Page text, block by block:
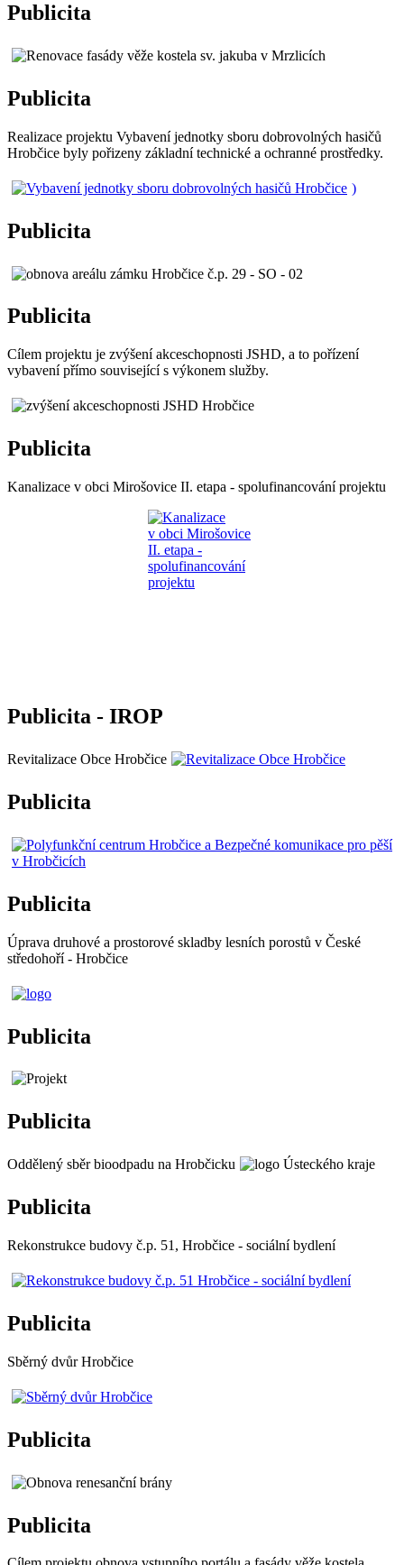
Publicita
Publicita
Realizace projektu Vybavení jednotky sboru dobrovolných hasičů
Hrobčice byly pořizeny základní technické a ochranné prostředky.
)
Publicita
Publicita
Cílem projektu je zvýšení akceschopnosti JSHD, a to pořízení
vybavení přímo související s výkonem služby.
Publicita
Kanalizace v obci Mirošovice II. etapa - spolufinancování projektu
Publicita - IROP
Revitalizace Obce Hrobčice
Publicita
Publicita
Úprava druhové a prostorové skladby lesních porostů v České
středohoří - Hrobčice
Publicita
Publicita
Oddělený sběr bioodpadu na Hrobčicku
Publicita
Rekonstrukce budovy č.p. 51, Hrobčice - sociální bydlení
Publicita
Sběrný dvůr Hrobčice
Publicita
Publicita